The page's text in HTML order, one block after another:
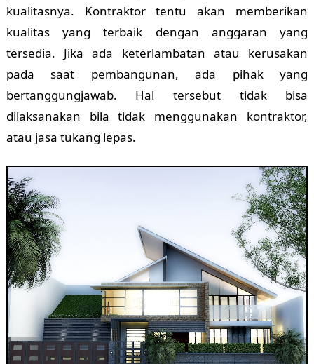
kualitasnya. Kontraktor tentu akan memberikan
kualitas yang terbaik dengan anggaran yang
tersedia. Jika ada keterlambatan atau kerusakan
pada saat pembangunan, ada pihak yang
bertanggungjawab. Hal tersebut tidak bisa
dilaksanakan bila tidak menggunakan kontraktor,
atau jasa tukang lepas.